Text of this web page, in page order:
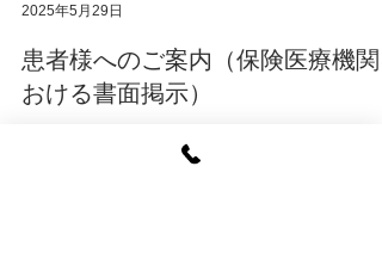
2025年5月29日
患者様へのご案内（保険医療機関
おける書面掲示）
ついては無償で交付いたします。 一般名での処